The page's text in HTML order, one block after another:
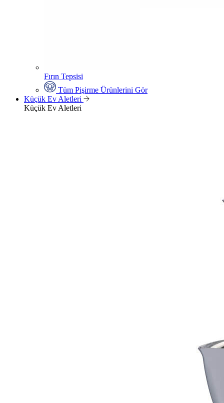
Fırın Tepsisi
Tüm Pişirme Ürünlerini Gör
Küçük Ev Aletleri
Küçük Ev Aletleri